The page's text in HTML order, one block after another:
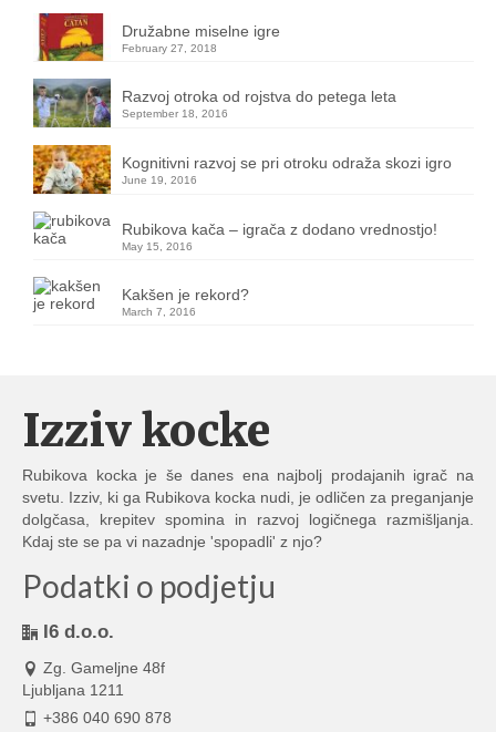
Družabne miselne igre
February 27, 2018
Razvoj otroka od rojstva do petega leta
September 18, 2016
Kognitivni razvoj se pri otroku odraža skozi igro
June 19, 2016
Rubikova kača – igrača z dodano vrednostjo!
May 15, 2016
Kakšen je rekord?
March 7, 2016
Izziv kocke
Rubikova kocka je še danes ena najbolj prodajanih igrač na
svetu. Izziv, ki ga Rubikova kocka nudi, je odličen za preganjanje
dolgčasa, krepitev spomina in razvoj logičnega razmišljanja.
Kdaj ste se pa vi nazadnje 'spopadli' z njo?
Podatki o podjetju
I6 d.o.o.
Zg. Gameljne 48f
Ljubljana 1211
+386 040 690 878